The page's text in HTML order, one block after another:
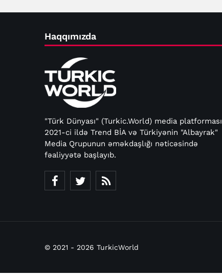
Haqqımızda
"Türk Dünyası" (Turkic.World) media platforması
2021-ci ildə Trend BİA və Türkiyənin "Albayrak"
Media Qrupunun əməkdaşlığı nəticəsində
fəaliyyətə başlayıb.
© 2021 - 2026 TurkicWorld